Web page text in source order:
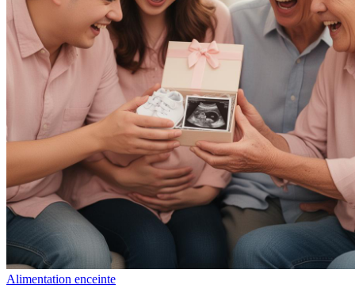
Alimentation enceinte